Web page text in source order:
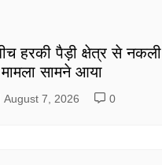
हरकी पैड़ी क्षेत्र से नकली
सामने आया
August 7, 2026 0